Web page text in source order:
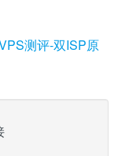
测评-双ISP原